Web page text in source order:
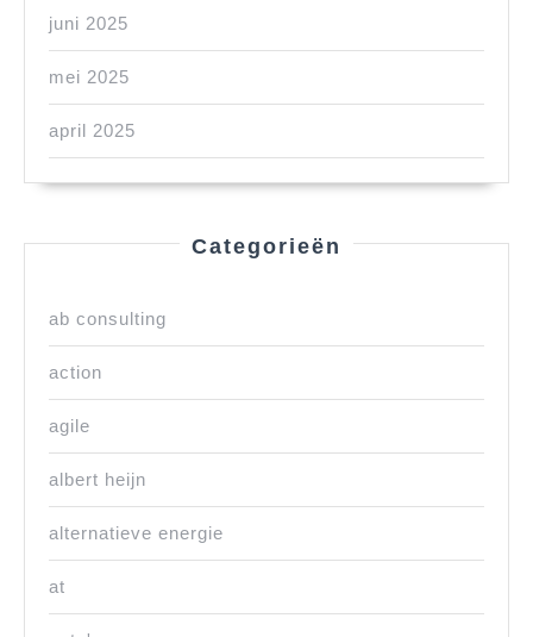
juni 2025
mei 2025
april 2025
Categorieën
ab consulting
action
agile
albert heijn
alternatieve energie
at